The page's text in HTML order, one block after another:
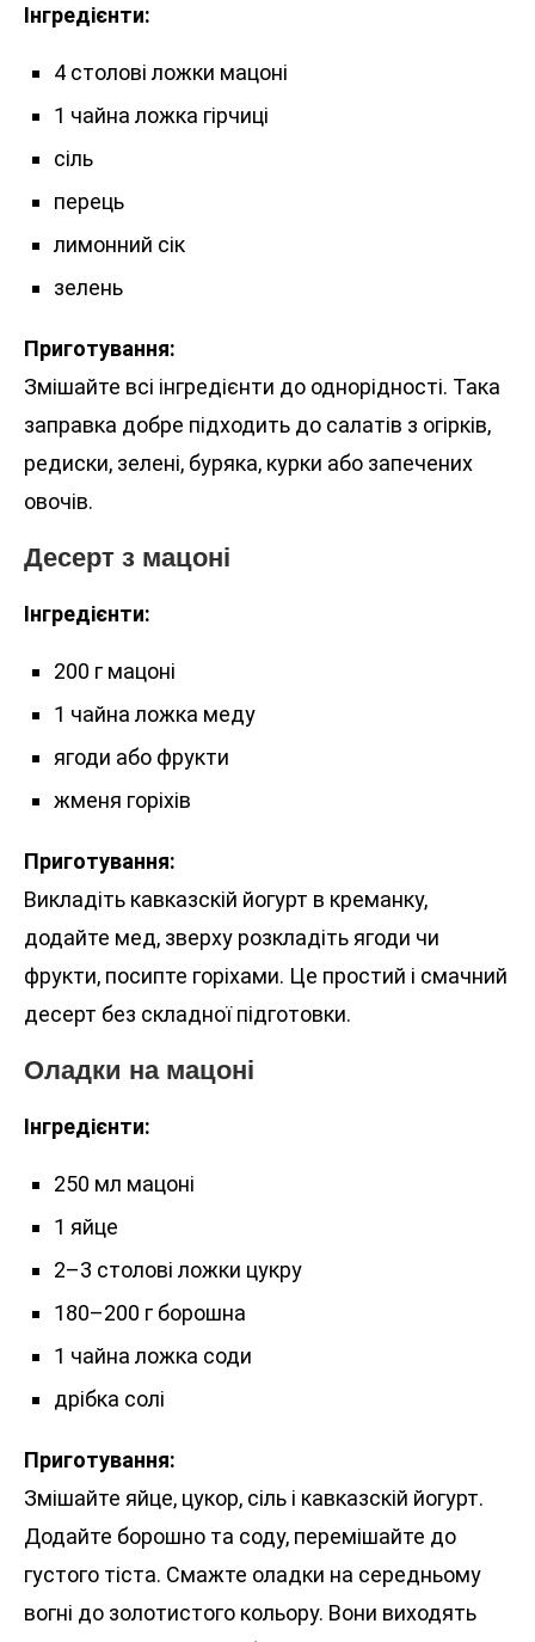
Інгредієнти:
4 столові ложки мацоні
1 чайна ложка гірчиці
сіль
перець
лимонний сік
зелень
Приготування:
Змішайте всі інгредієнти до однорідності. Така
заправка добре підходить до салатів з огірків,
редиски, зелені, буряка, курки або запечених
овочів.
Десерт з мацоні
Інгредієнти:
200 г мацоні
1 чайна ложка меду
ягоди або фрукти
жменя горіхів
Приготування:
Викладіть кавказскій йогурт в креманку,
додайте мед, зверху розкладіть ягоди чи
фрукти, посипте горіхами. Це простий і смачний
десерт без складної підготовки.
Оладки на мацоні
Інгредієнти:
250 мл мацоні
1 яйце
2–3 столові ложки цукру
180–200 г борошна
1 чайна ложка соди
дрібка солі
Приготування:
Змішайте яйце, цукор, сіль і кавказскій йогурт.
Додайте борошно та соду, перемішайте до
густого тіста. Смажте оладки на середньому
вогні до золотистого кольору. Вони виходять